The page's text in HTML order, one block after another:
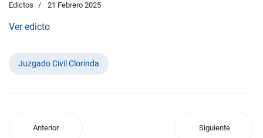
Edictos 21 Febrero 2025
Ver edicto
Juzgado Civil Clorinda
Anterior Siguiente